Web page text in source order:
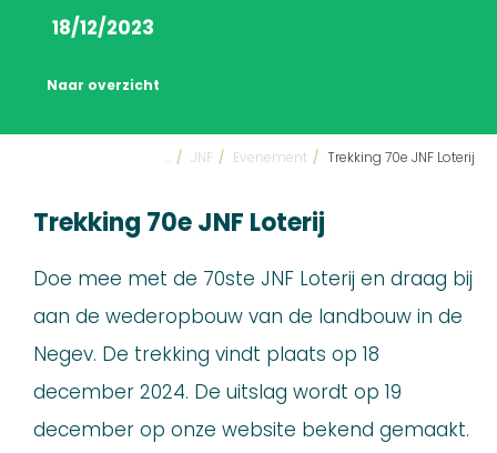
18/12/2023
Naar overzicht
/ JNF / Evenement / Trekking 70e JNF Loterij
Trekking 70e JNF Loterij
Doe mee met de 70ste JNF Loterij en draag bij
aan de wederopbouw van de landbouw in de
Negev. De trekking vindt plaats op 18
december 2024. De uitslag wordt op 19
december op onze website bekend gemaakt.